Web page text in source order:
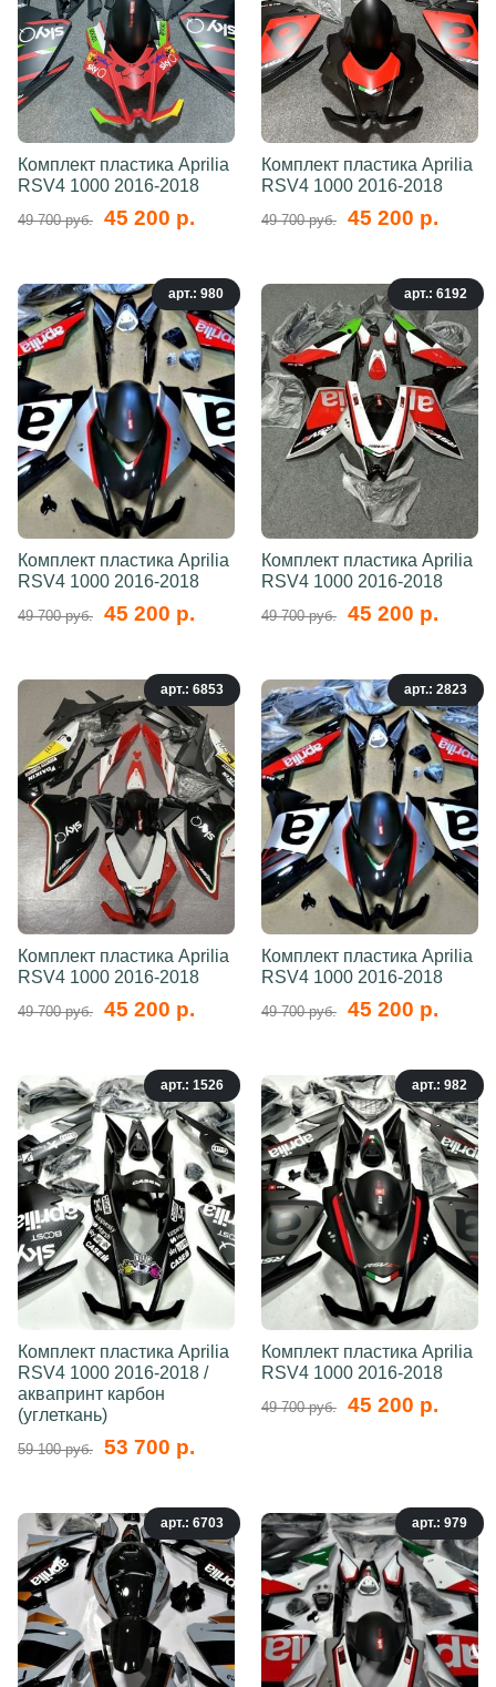
Комплект пластика Aprilia
RSV4 1000 2016-2018
49 700 руб. 45 200 р.
Комплект пластика Aprilia
RSV4 1000 2016-2018
49 700 руб. 45 200 р.
арт.: 980
Комплект пластика Aprilia
RSV4 1000 2016-2018
49 700 руб. 45 200 р.
арт.: 6192
Комплект пластика Aprilia
RSV4 1000 2016-2018
49 700 руб. 45 200 р.
арт.: 6853
Комплект пластика Aprilia
RSV4 1000 2016-2018
49 700 руб. 45 200 р.
арт.: 2823
Комплект пластика Aprilia
RSV4 1000 2016-2018
49 700 руб. 45 200 р.
арт.: 1526
Комплект пластика Aprilia
RSV4 1000 2016-2018 /
аквапринт карбон
(углеткань)
59 100 руб. 53 700 р.
арт.: 982
Комплект пластика Aprilia
RSV4 1000 2016-2018
49 700 руб. 45 200 р.
арт.: 6703 арт.: 979